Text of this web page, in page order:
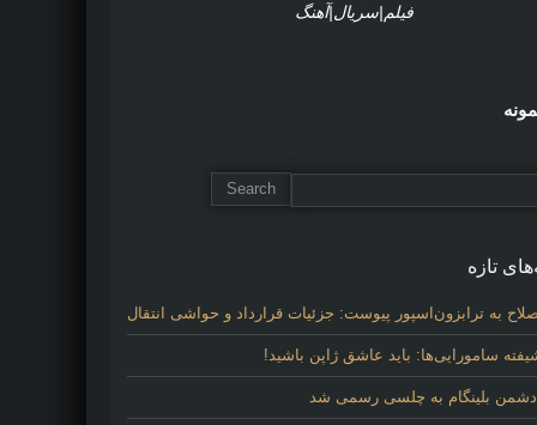
فیلم|سریال|آهنگ
تازه
به ترابزون‌اسپور پیوست: جزئیات قرارداد و حواشی انتقال
سامورایی‌ها: باید عاشق ژاپن باشید!
دشمن بلینگام به چلسی رسمی شد